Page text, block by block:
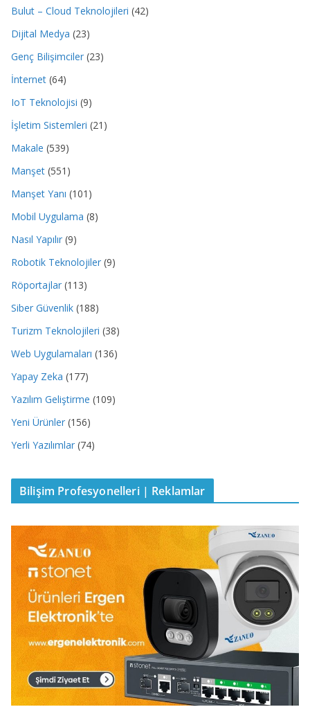
Bulut – Cloud Teknolojileri (42)
Dijital Medya (23)
Genç Bilişimciler (23)
İnternet (64)
IoT Teknolojisi (9)
İşletim Sistemleri (21)
Makale (539)
Manşet (551)
Manşet Yanı (101)
Mobil Uygulama (8)
Nasıl Yapılır (9)
Robotik Teknolojiler (9)
Röportajlar (113)
Siber Güvenlik (188)
Turizm Teknolojileri (38)
Web Uygulamaları (136)
Yapay Zeka (177)
Yazılım Geliştirme (109)
Yeni Ürünler (156)
Yerli Yazılımlar (74)
Bilişim Profesyonelleri | Reklamlar